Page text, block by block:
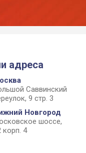
адреса
Саввинский
9 стр. 3
Новгород
шоссе,
корп. 4